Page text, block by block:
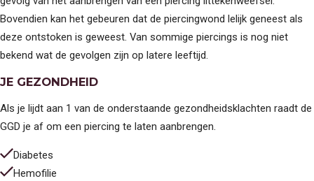
Bovendien kan het gebeuren dat de piercingwond lelijk geneest als
deze ontstoken is geweest. Van sommige piercings is nog niet
bekend wat de gevolgen zijn op latere leeftijd.
JE GEZONDHEID
Als je lijdt aan 1 van de onderstaande gezondheidsklachten raadt de
GGD je af om een piercing te laten aanbrengen.
Diabetes
Hemofilie